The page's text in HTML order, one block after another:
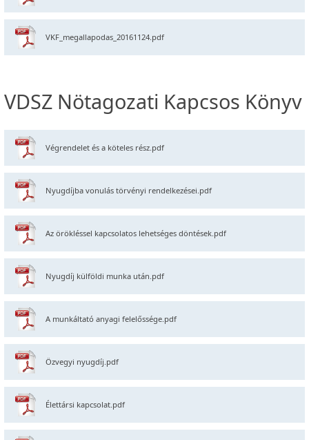
VKF_megallapodas_20161124.pdf
VDSZ Nötagozati Kapcsos Könyv
Végrendelet és a köteles rész.pdf
Nyugdíjba vonulás törvényi rendelkezései.pdf
Az örökléssel kapcsolatos lehetséges döntések.pdf
Nyugdíj külföldi munka után.pdf
A munkáltató anyagi felelőssége.pdf
Özvegyi nyugdíj.pdf
Élettársi kapcsolat.pdf